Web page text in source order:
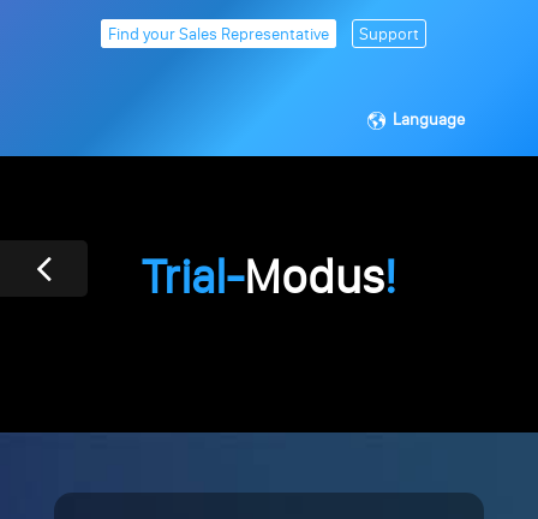
Find your Sales Representative Support
Language
Trial-Modus!